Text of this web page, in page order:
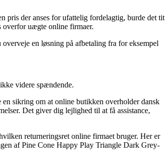
der anses for ufattelig fordelagtig, burde det tit
overfor uægte online firmaer.
en løsning på afbetaling fra for eksempel
videre spændende.
sikring om at online butikken overholder dansk
Det giver dig lejlighed til at få assistance,
returneringsret online firmaet bruger. Her er
af Pine Cone Happy Play Triangle Dark Grey-